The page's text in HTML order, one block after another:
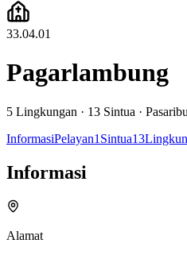
33.04.01
Pagarlambung
5 Lingkungan · 13 Sintua ·
InformasiPelayan1 Sintua13
Informasi
Alamat